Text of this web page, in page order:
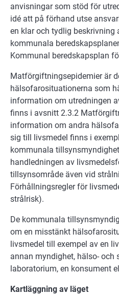
anvisningar som stöd för
idé att på förhand utse
en klar och tydlig beskrivning
kommunala
Kommunal beredskapsplan
Matförgiftningsepidemier är
hälsofarosituationerna som
information om utredningen
finns i avsnitt 2.3.2
information om andra
sig till livsmedel finns i
kommunala
handledningen av
tillsynsområde även vid
Förhållningsregler för
strålrisk).
De kommunala
om en misstänkt
livsmedel till exempel av en
annan myndighet, hälso- och
laboratorium, en konsument
Kartläggning av läget